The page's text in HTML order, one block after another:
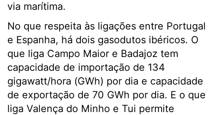
via marítima.
No que respeita às ligações entre Portugal
e Espanha, há dois gasodutos ibéricos. O
que liga Campo Maior e Badajoz tem
capacidade de importação de 134
gigawatt/hora (GWh) por dia e capacidade
de exportação de 70 GWh por dia. E o que
liga Valença do Minho e Tui permite